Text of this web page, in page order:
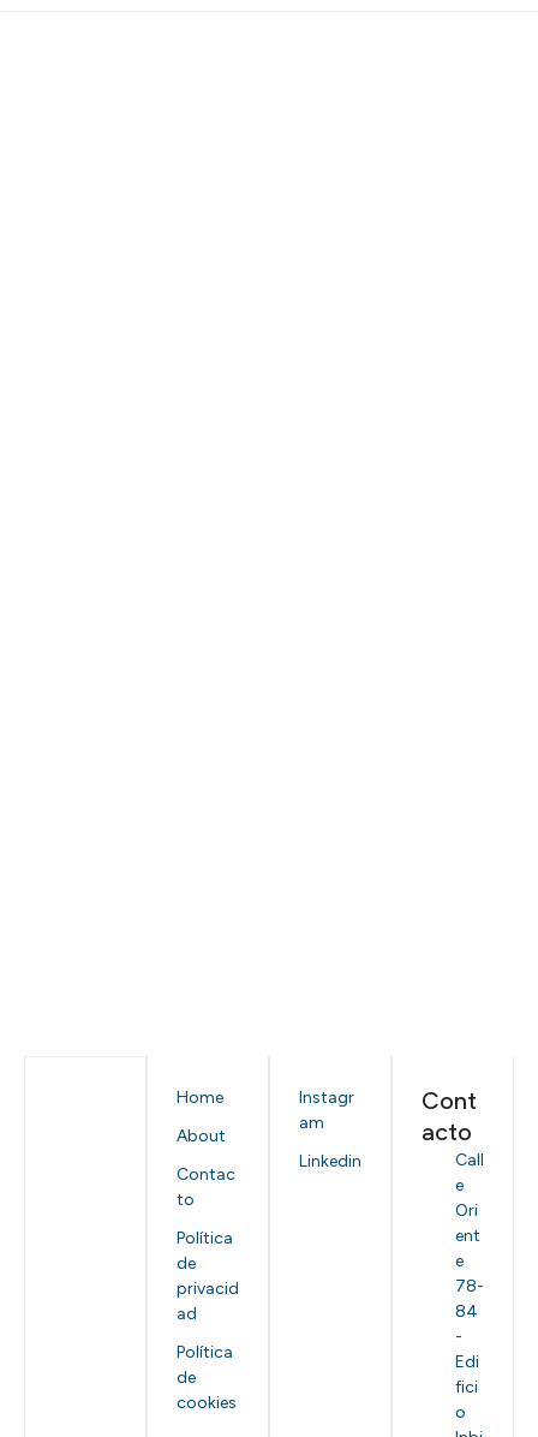
Home
About
Contac
to
Política
de
privacid
ad
Política
de
cookies
Instagr
am
Linkedin
Cont
acto
Call
e
Ori
ent
e
78-
84
-
Edi
fici
o